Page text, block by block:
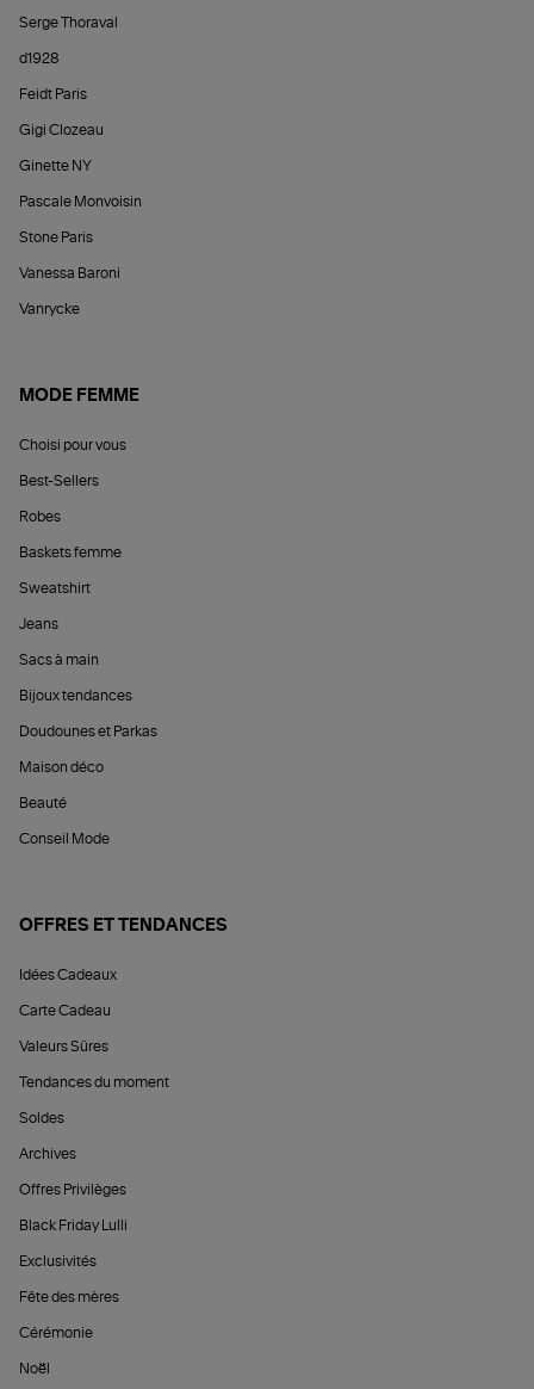
Serge Thoraval
d1928
Feidt Paris
Gigi Clozeau
Ginette NY
Pascale Monvoisin
Stone Paris
Vanessa Baroni
Vanrycke
MODE FEMME
Choisi pour vous
Best-Sellers
Robes
Baskets femme
Sweatshirt
Jeans
Sacs à main
Bijoux tendances
Doudounes et Parkas
Maison déco
Beauté
Conseil Mode
OFFRES ET TENDANCES
Idées Cadeaux
Carte Cadeau
Valeurs Sûres
Tendances du moment
Soldes
Archives
Offres Privilèges
Black Friday Lulli
Exclusivités
Fête des mères
Cérémonie
Noël